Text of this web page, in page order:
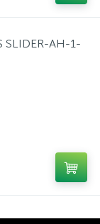
SLIDER-AH-1-